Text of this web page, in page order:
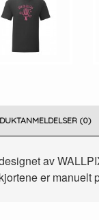
(0)
av
er manuelt